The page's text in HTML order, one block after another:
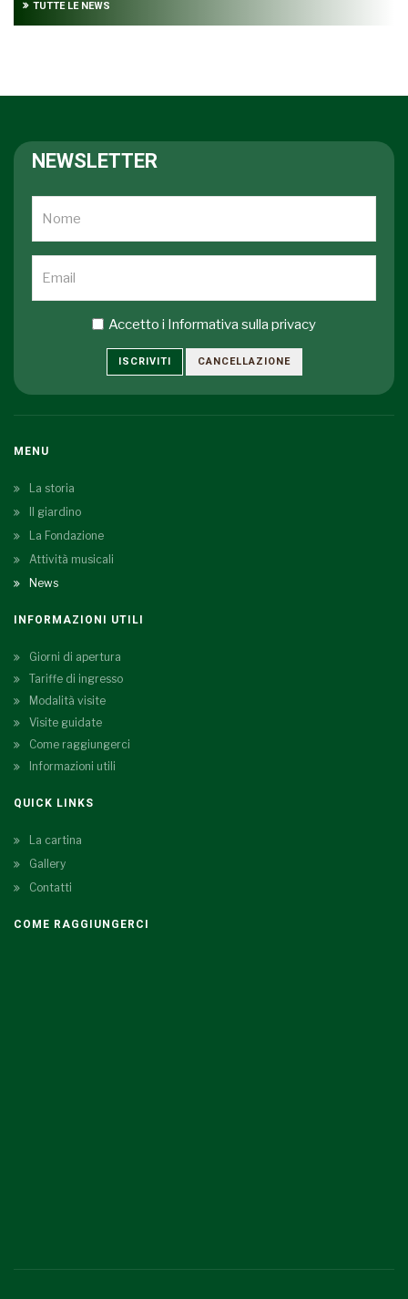
TUTTE LE NEWS
NEWSLETTER
Accetto i Informativa sulla privacy
ISCRIVITI CANCELLAZIONE
MENU
La storia
Il giardino
La Fondazione
Attività musicali
News
INFORMAZIONI UTILI
Giorni di apertura
Tariffe di ingresso
Modalità visite
Visite guidate
Come raggiungerci
Informazioni utili
QUICK LINKS
La cartina
Gallery
Contatti
COME RAGGIUNGERCI